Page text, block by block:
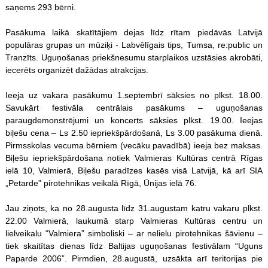
saņems 293 bērni.
Pasākuma laikā skatītājiem dejas līdz rītam piedāvās Latvijā
populāras grupas un mūziķi - Labvēlīgais tips, Tumsa, re:public un
Tranzīts. Uguņošanas priekšnesumu starplaikos uzstāsies akrobāti,
iecerēts organizēt dažādas atrakcijas.
Ieeja uz vakara pasākumu 1.septembrī sāksies no plkst. 18.00.
Savukārt festivāla centrālais pasākums – uguņošanas
paraugdemonstrējumi un koncerts sāksies plkst. 19.00. Ieejas
biļešu cena – Ls 2.50 iepriekšpārdošanā, Ls 3.00 pasākuma dienā.
Pirmsskolas vecuma bērniem (vecāku pavadībā) ieeja bez maksas.
Biļešu iepriekšpārdošana notiek Valmieras Kultūras centrā Rīgas
ielā 10, Valmierā, Biļešu paradīzes kasēs visā Latvijā, kā arī SIA
„Petarde” pirotehnikas veikalā Rīgā, Ūnijas ielā 76.
Jau ziņots, ka no 28.augusta līdz 31.augustam katru vakaru plkst.
22.00 Valmierā, laukumā starp Valmieras Kultūras centru un
lielveikalu “Valmiera” simboliski – ar nelielu pirotehnikas šāvienu –
tiek skaitītas dienas līdz Baltijas uguņošanas festivālam “Uguns
Paparde 2006”. Pirmdien, 28.augustā, uzsākta arī teritorijas pie